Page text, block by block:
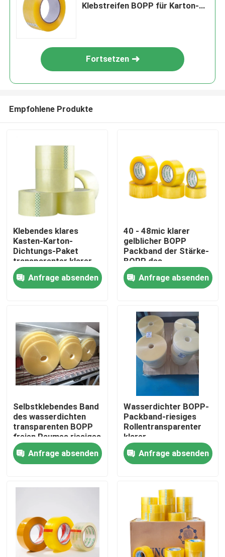
Haus
Über uns
Fabrik-Ausflug
Treten Sie mit uns in Verbindung
Fordern Sie ein Zitat
Klebstreifen BOPP
Kraftpapier-Klebstreifen
HAUSTIER Klebstreifen
Klebstreifen BOPP für Karton-
Fortsetzen
Empfohlene Produkte
Klebendes klares
Kasten-Karton-
Dichtungs-Paket
transparenter klarer
Bopp-Packband
Anfrage absenden
40 - 48mic klarer
gelblicher BOPP
Packband der Stärke-
BOPP des
Klebstreifen-
Anfrage absenden
Selbstklebendes Band
des wasserdichten
transparenten BOPP
freien Raumes riesiges
Rollen
Anfrage absenden
Wasserdichter BOPP-
Packband-riesiges
Rollentransparenter
klarer
Farbklebstreifen
Anfrage absenden